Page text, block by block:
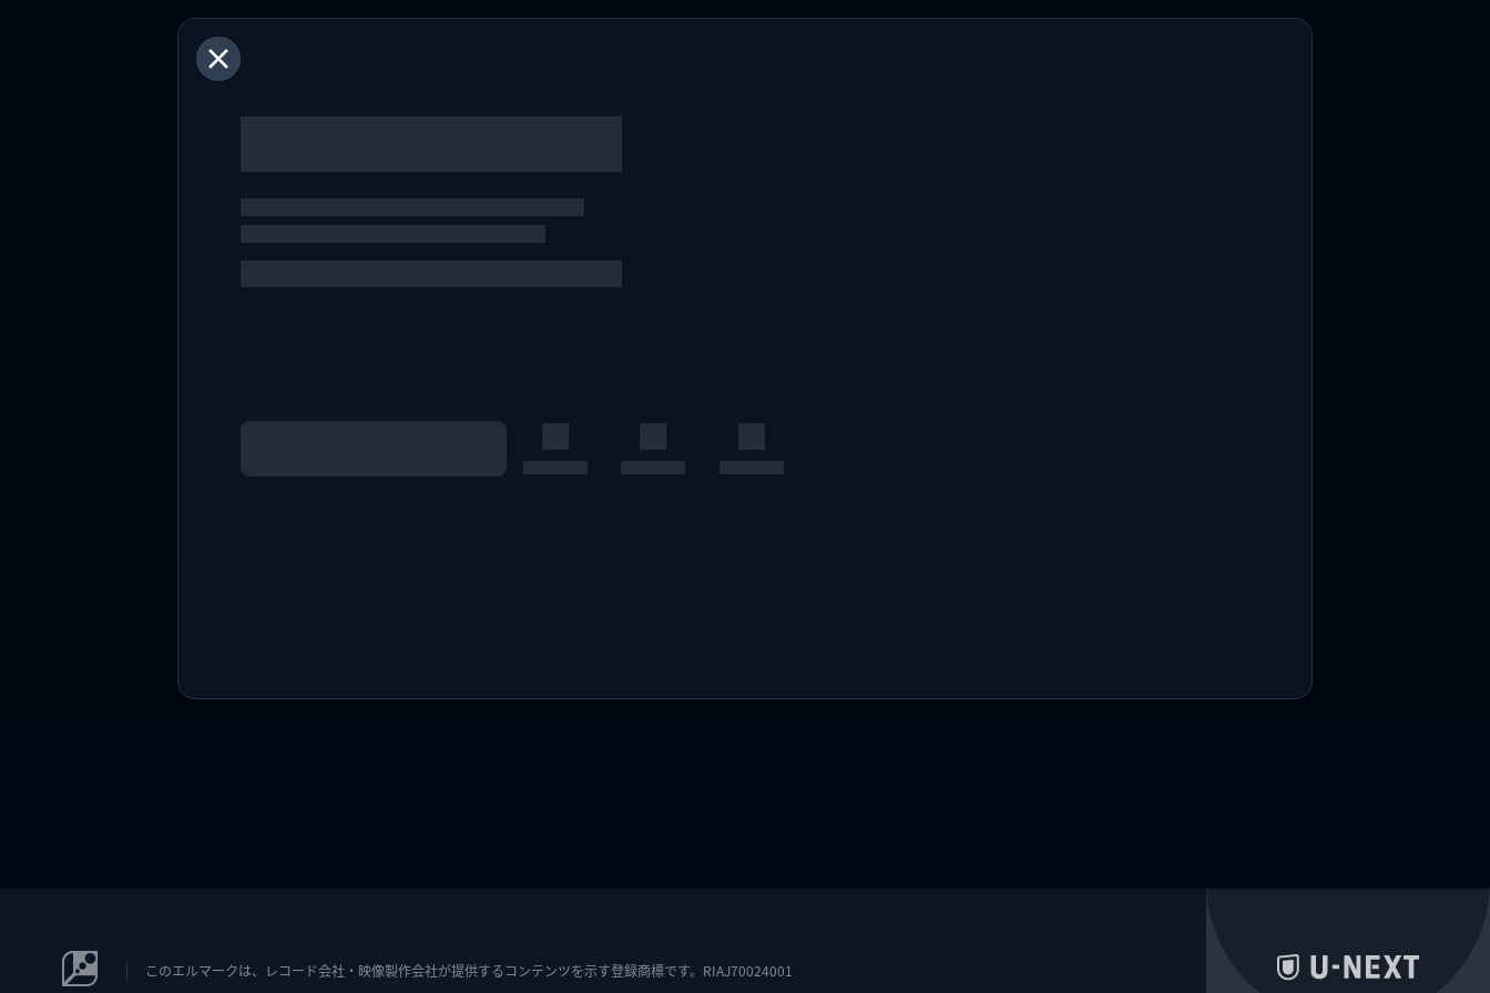
このエルマークは、レコード会社・映像製作会社が提供するコンテンツを示す登録商標です。RIAJ70024001